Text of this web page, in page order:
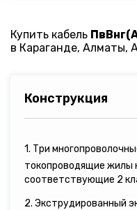
Купить кабель
в Караганде, Алматы,
Конструкция
1. Три
токопроводящие жилы
соответствующие 2
2. Экструдированный